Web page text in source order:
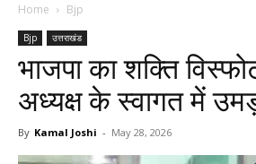
Home Bjp
Bjp उत्तराखंड
भाजपा का शक्ति
अध्यक्ष के स्वागत में
By Kamal Joshi - May 28, 2026